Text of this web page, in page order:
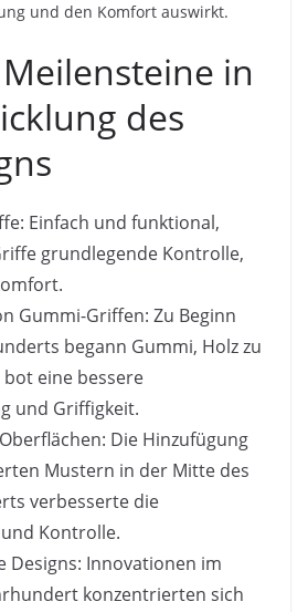
und den Komfort auswirkt.
in
des
Einfach und funktional,
grundlegende Kontrolle,
Gummi-Griffen: Zu Beginn
begann Gummi, Holz zu
eine bessere
und Griffigkeit.
Die Hinzufügung
Mustern in der Mitte des
verbesserte die
Kontrolle.
Designs: Innovationen im
konzentrierten sich